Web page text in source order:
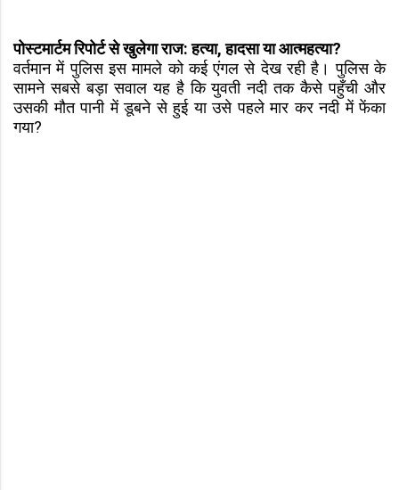
पोस्टमार्टम रिपोर्ट से खुलेगा राज: हत्या, हादसा या आत्महत्या?
वर्तमान में पुलिस इस मामले को कई एंगल से देख रही है। पुलिस के
सामने सबसे बड़ा सवाल यह है कि युवती नदी तक कैसे पहुँची और
उसकी मौत पानी में डूबने से हुई या उसे पहले मार कर नदी में फेंका
गया?